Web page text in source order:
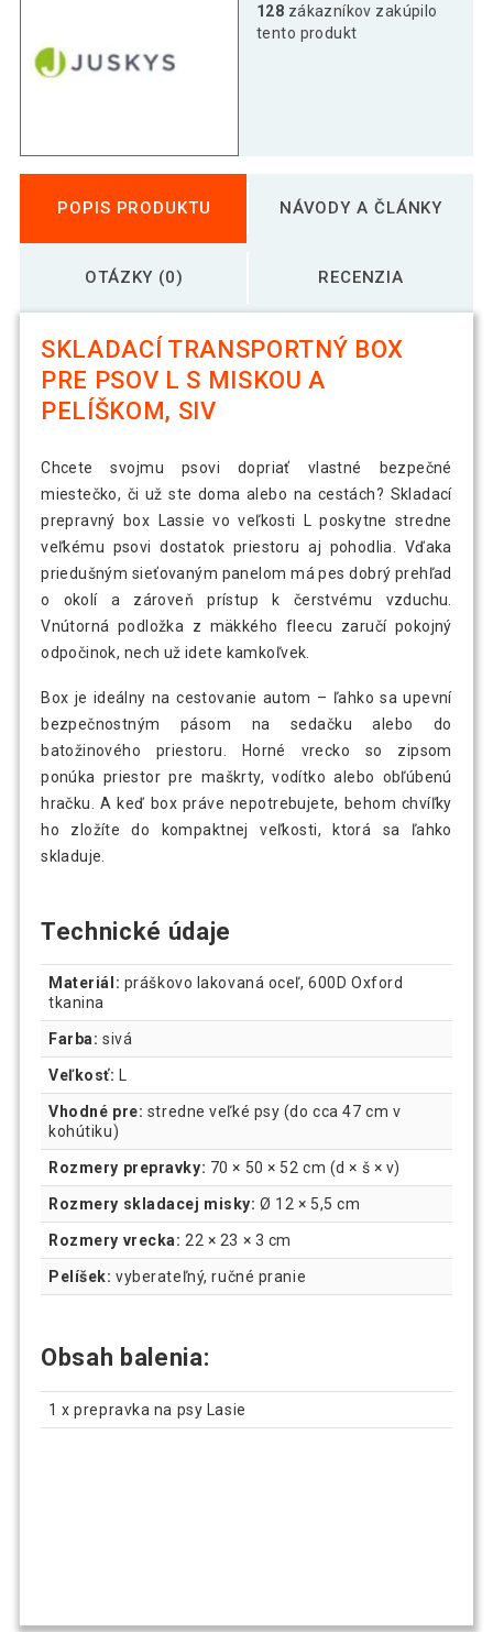
128 zákazníkov zakúpilo
tento produkt
POPIS PRODUKTU NÁVODY A ČLÁNKY
OTÁZKY (0) RECENZIA
SKLADACÍ TRANSPORTNÝ BOX
PRE PSOV L S MISKOU A
PELÍŠKOM, SIV
Chcete svojmu psovi dopriať vlastné bezpečné
miestečko, či už ste doma alebo na cestách? Skladací
prepravný box Lassie vo veľkosti L poskytne stredne
veľkému psovi dostatok priestoru aj pohodlia. Vďaka
priedušným sieťovaným panelom má pes dobrý prehľad
o okolí a zároveň prístup k čerstvému vzduchu.
Vnútorná podložka z mäkkého fleecu zaručí pokojný
odpočinok, nech už idete kamkoľvek.
Box je ideálny na cestovanie autom – ľahko sa upevní
bezpečnostným pásom na sedačku alebo do
batožinového priestoru. Horné vrecko so zipsom
ponúka priestor pre maškrty, vodítko alebo obľúbenú
hračku. A keď box práve nepotrebujete, behom chvíľky
ho zložíte do kompaktnej veľkosti, ktorá sa ľahko
skladuje.
Technické údaje
Materiál: práškovo lakovaná oceľ, 600D Oxford
tkanina
Farba: sivá
Veľkosť: L
Vhodné pre: stredne veľké psy (do cca 47 cm v
kohútiku)
Rozmery prepravky: 70 × 50 × 52 cm (d × š × v)
Rozmery skladacej misky: Ø 12 × 5,5 cm
Rozmery vrecka: 22 × 23 × 3 cm
Pelíšek: vyberateľný, ručné pranie
Obsah balenia:
1 x prepravka na psy Lasie